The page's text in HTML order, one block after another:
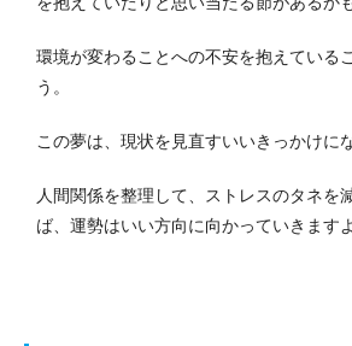
環境が変わることへの不安を抱えている
う。
この夢は、現状を見直すいいきっかけに
人間関係を整理して、ストレスのタネを
ば、運勢はいい方向に向かっていきますよ